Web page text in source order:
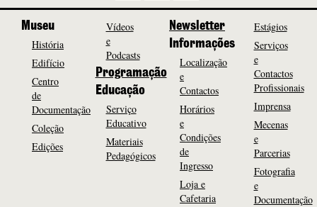
Museu
História
Edifício
Centro
de
Documentação
Coleção
Edições
Vídeos
e
Podcasts
Programação
Educação
Serviço
Educativo
Materiais
Pedagógicos
Newsletter
Informações
Localização
e
Contactos
Horários
e
Condições
de
Ingresso
Loja e
Cafetaria
Estágios
Serviços
e
Contactos
Profissionais
Imprensa
Mecenas
e
Parcerias
Fotografia
e
Documentação